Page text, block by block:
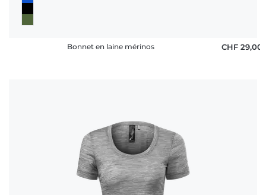
Bonnet en laine mérinos CHF 29,00